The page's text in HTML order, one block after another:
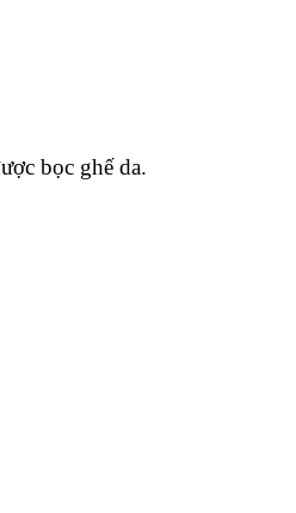
bọc ghế da.